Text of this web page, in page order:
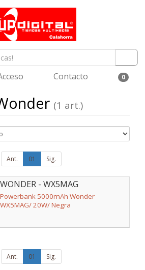
Contacto 0
(1 art.)
Ant. 01 Sig.
WONDER - WX5MAG
Powerbank 5000mAh Wonder
WX5MAG/ 20W/ Negra
Ant. 01 Sig.